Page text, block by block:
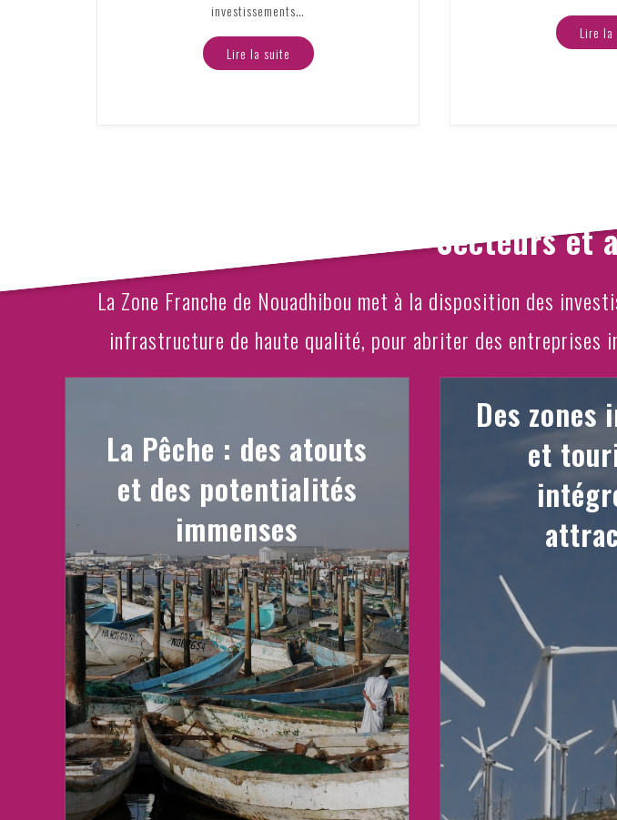
investissements…
Lire la suite
Lire la
Secteurs et
La Zone Franche de Nouadhibou met à la disposition des
infrastructure de haute qualité, pour abriter des entreprises
La Pêche : des atouts
et des potentialités
immenses
Des
et